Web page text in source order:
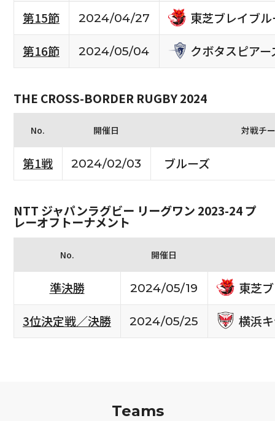
第15節
2024/04/27
東芝ブレイブ
第16節
2024/05/04 クボタスピア
THE CROSS-BORDER RUGBY 2024
No. 開催日 対戦チ
第1戦 2024/02/03 ブルーズ
NTT ジャパンラグビー リーグワン 2023-24 プ
レーオフトーナメント
No. 開催日
準決勝 2024/05/19
東芝
3位決定戦／決勝
2024/05/25 横浜
Teams